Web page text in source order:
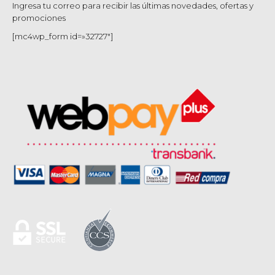
Ingresa tu correo para recibir las últimas novedades, ofertas y
promociones
[mc4wp_form id=»32727″]